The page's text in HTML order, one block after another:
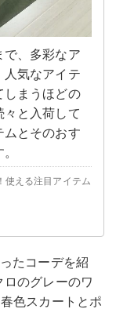
で、多彩なア
人気なアイテ
しまうほどの
々と入荷して
ムとそのおす
使える注目アイテム
たコーデを紹
のグレーのワ
色スカートとポ